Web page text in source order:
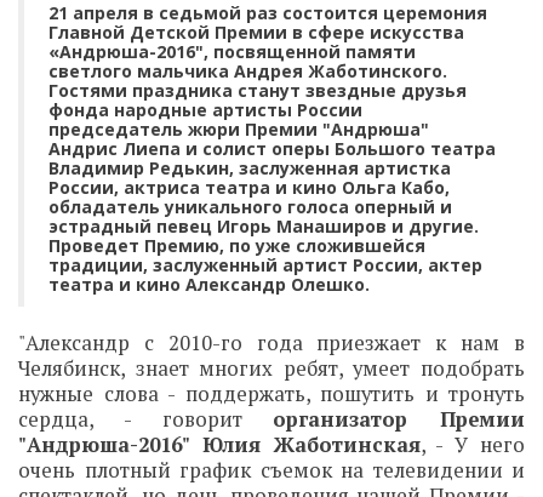
21 апреля в седьмой раз состоится церемония
Главной Детской Премии в сфере искусства
«Андрюша-2016", посвященной памяти
светлого мальчика Андрея Жаботинского.
Гостями праздника станут звездные друзья
фонда народные артисты России
председатель жюри Премии "Андрюша"
Андрис Лиепа и солист оперы Большого театра
Владимир Редькин, заслуженная артистка
России, актриса театра и кино Ольга Кабо,
обладатель уникального голоса оперный и
эстрадный певец Игорь Манаширов и другие.
Проведет Премию, по уже сложившейся
традиции, заслуженный артист России, актер
театра и кино Александр Олешко.
"Александр с 2010-го года приезжает к нам в
Челябинск, знает многих ребят, умеет подобрать
нужные слова - поддержать, пошутить и тронуть
сердца, - говорит организатор Премии
"Андрюша-2016" Юлия Жаботинская, - У него
очень плотный график съемок на телевидении и